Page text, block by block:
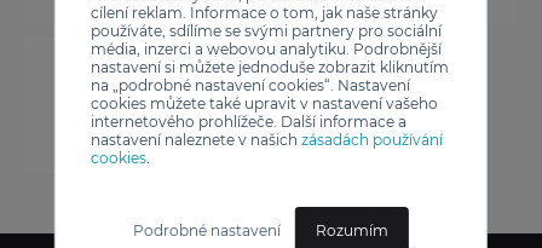
cílení reklam. Informace o tom, jak naše stránky
používáte, sdílíme se svými partnery pro sociální
média, inzerci a webovou analytiku. Podrobnější
nastavení si můžete jednoduše zobrazit kliknutím
na „podrobné nastavení cookies“. Nastavení
cookies můžete také upravit v nastavení vašeho
internetového prohlížeče. Další informace a
nastavení naleznete v našich zásadách používání
cookies.
Podrobné nastavení Rozumím